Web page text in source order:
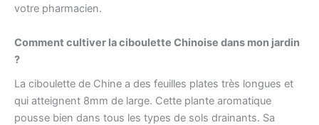
votre pharmacien.
Comment cultiver la ciboulette Chinoise dans mon jardin
?
La ciboulette de Chine a des feuilles plates très longues et
qui atteignent 8mm de large. Cette plante aromatique
pousse bien dans tous les types de sols drainants. Sa